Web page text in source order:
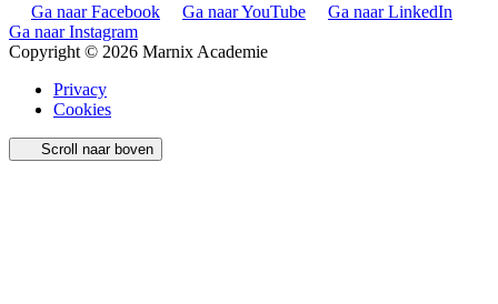
Ga naar Facebook Ga naar YouTube
Ga naar LinkedIn
Ga naar Instagram
Copyright © 2026 Marnix Academie
Privacy
Cookies
Scroll naar boven